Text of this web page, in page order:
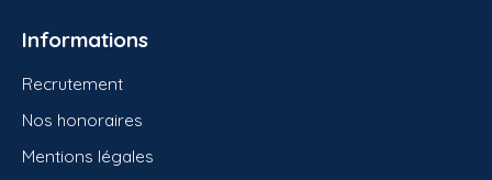
Informations
Recrutement
Nos honoraires
Mentions légales